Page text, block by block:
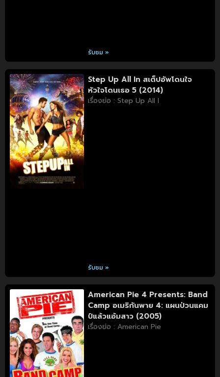
รับชม »
Step Up All In สเต็ปอัพโดนใจ
หัวใจโดนเธอ 5 (2014)
เรื่องย่อ : Step Up All I
รับชม »
American Pie 4 Presents: Band
Camp อเมริกันพาย 4: แผนป่วนแคม
ป์แล้วแอ้มสาว (2005)
เรื่องย่อ : American Pie